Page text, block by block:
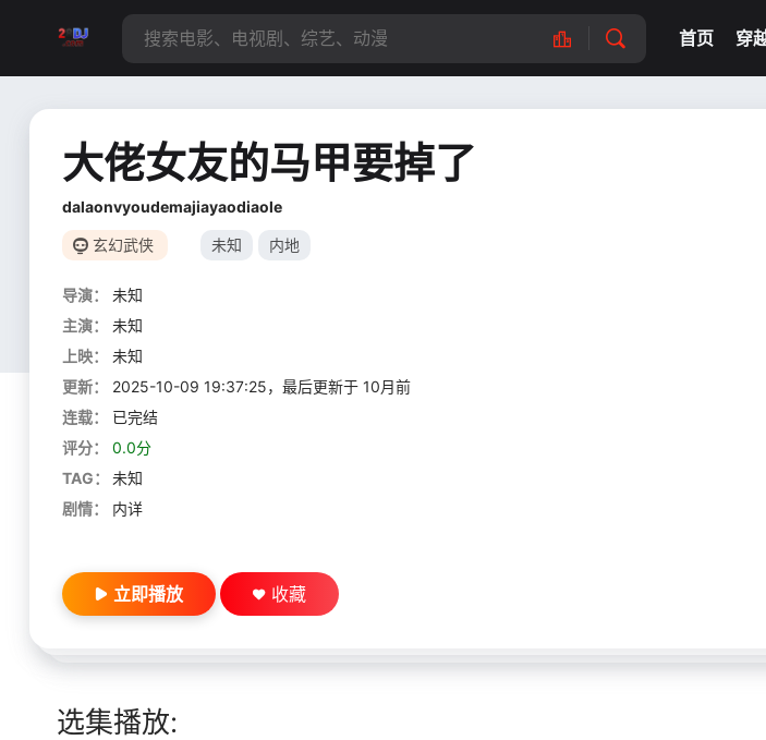
首页 穿
大佬女友的马甲要掉了
dalaonvyoudemajiayaodiaole
玄幻武侠 未知 内地
导演：
未知
主演：
未知
上映：
未知
更新：
2025-10-09 19:37:25，最后更新于 10月前
连载：
已完结
评分：
0.0分
TAG：
未知
剧情：
内详
立即播放 收藏
选集播放: